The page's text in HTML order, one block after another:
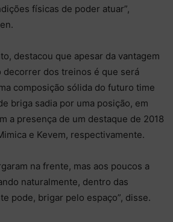
físicas de poder atuar”,
destacou que apesar da vantagem
decorrer dos treinos é que será
composição sólida do futuro time
briga sadia por uma posição, em
a presença de um destaque de 2018
e Kevem, respectivamente.
na frente, mas aos poucos a
naturalmente, dentro das
pode, brigar pelo espaço”, disse.